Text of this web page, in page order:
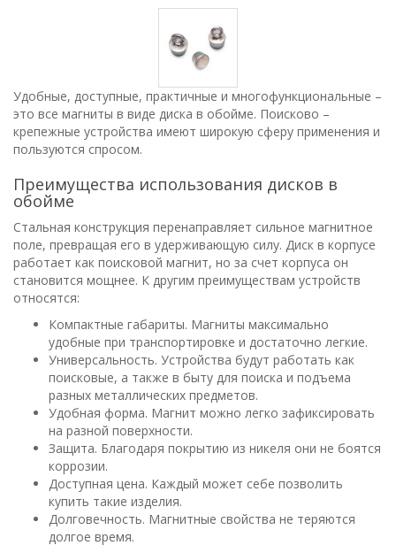
Удобные, доступные, практичные и многофункциональные –
это все магниты в виде диска в обойме. Поисково –
крепежные устройства имеют широкую сферу применения и
пользуются спросом.
Преимущества использования дисков в
обойме
Стальная конструкция перенаправляет сильное магнитное
поле, превращая его в удерживающую силу. Диск в корпусе
работает как поисковой магнит, но за счет корпуса он
становится мощнее. К другим преимуществам устройств
относятся:
Компактные габариты. Магниты максимально
удобные при транспортировке и достаточно легкие.
Универсальность. Устройства будут работать как
поисковые, а также в быту для поиска и подъема
разных металлических предметов.
Удобная форма. Магнит можно легко зафиксировать
на разной поверхности.
Защита. Благодаря покрытию из никеля они не боятся
коррозии.
Доступная цена. Каждый может себе позволить
купить такие изделия.
Долговечность. Магнитные свойства не теряются
долгое время.